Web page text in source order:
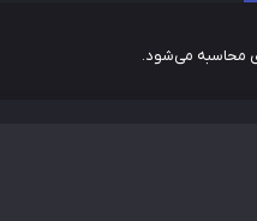
محاسبه می‌شود.